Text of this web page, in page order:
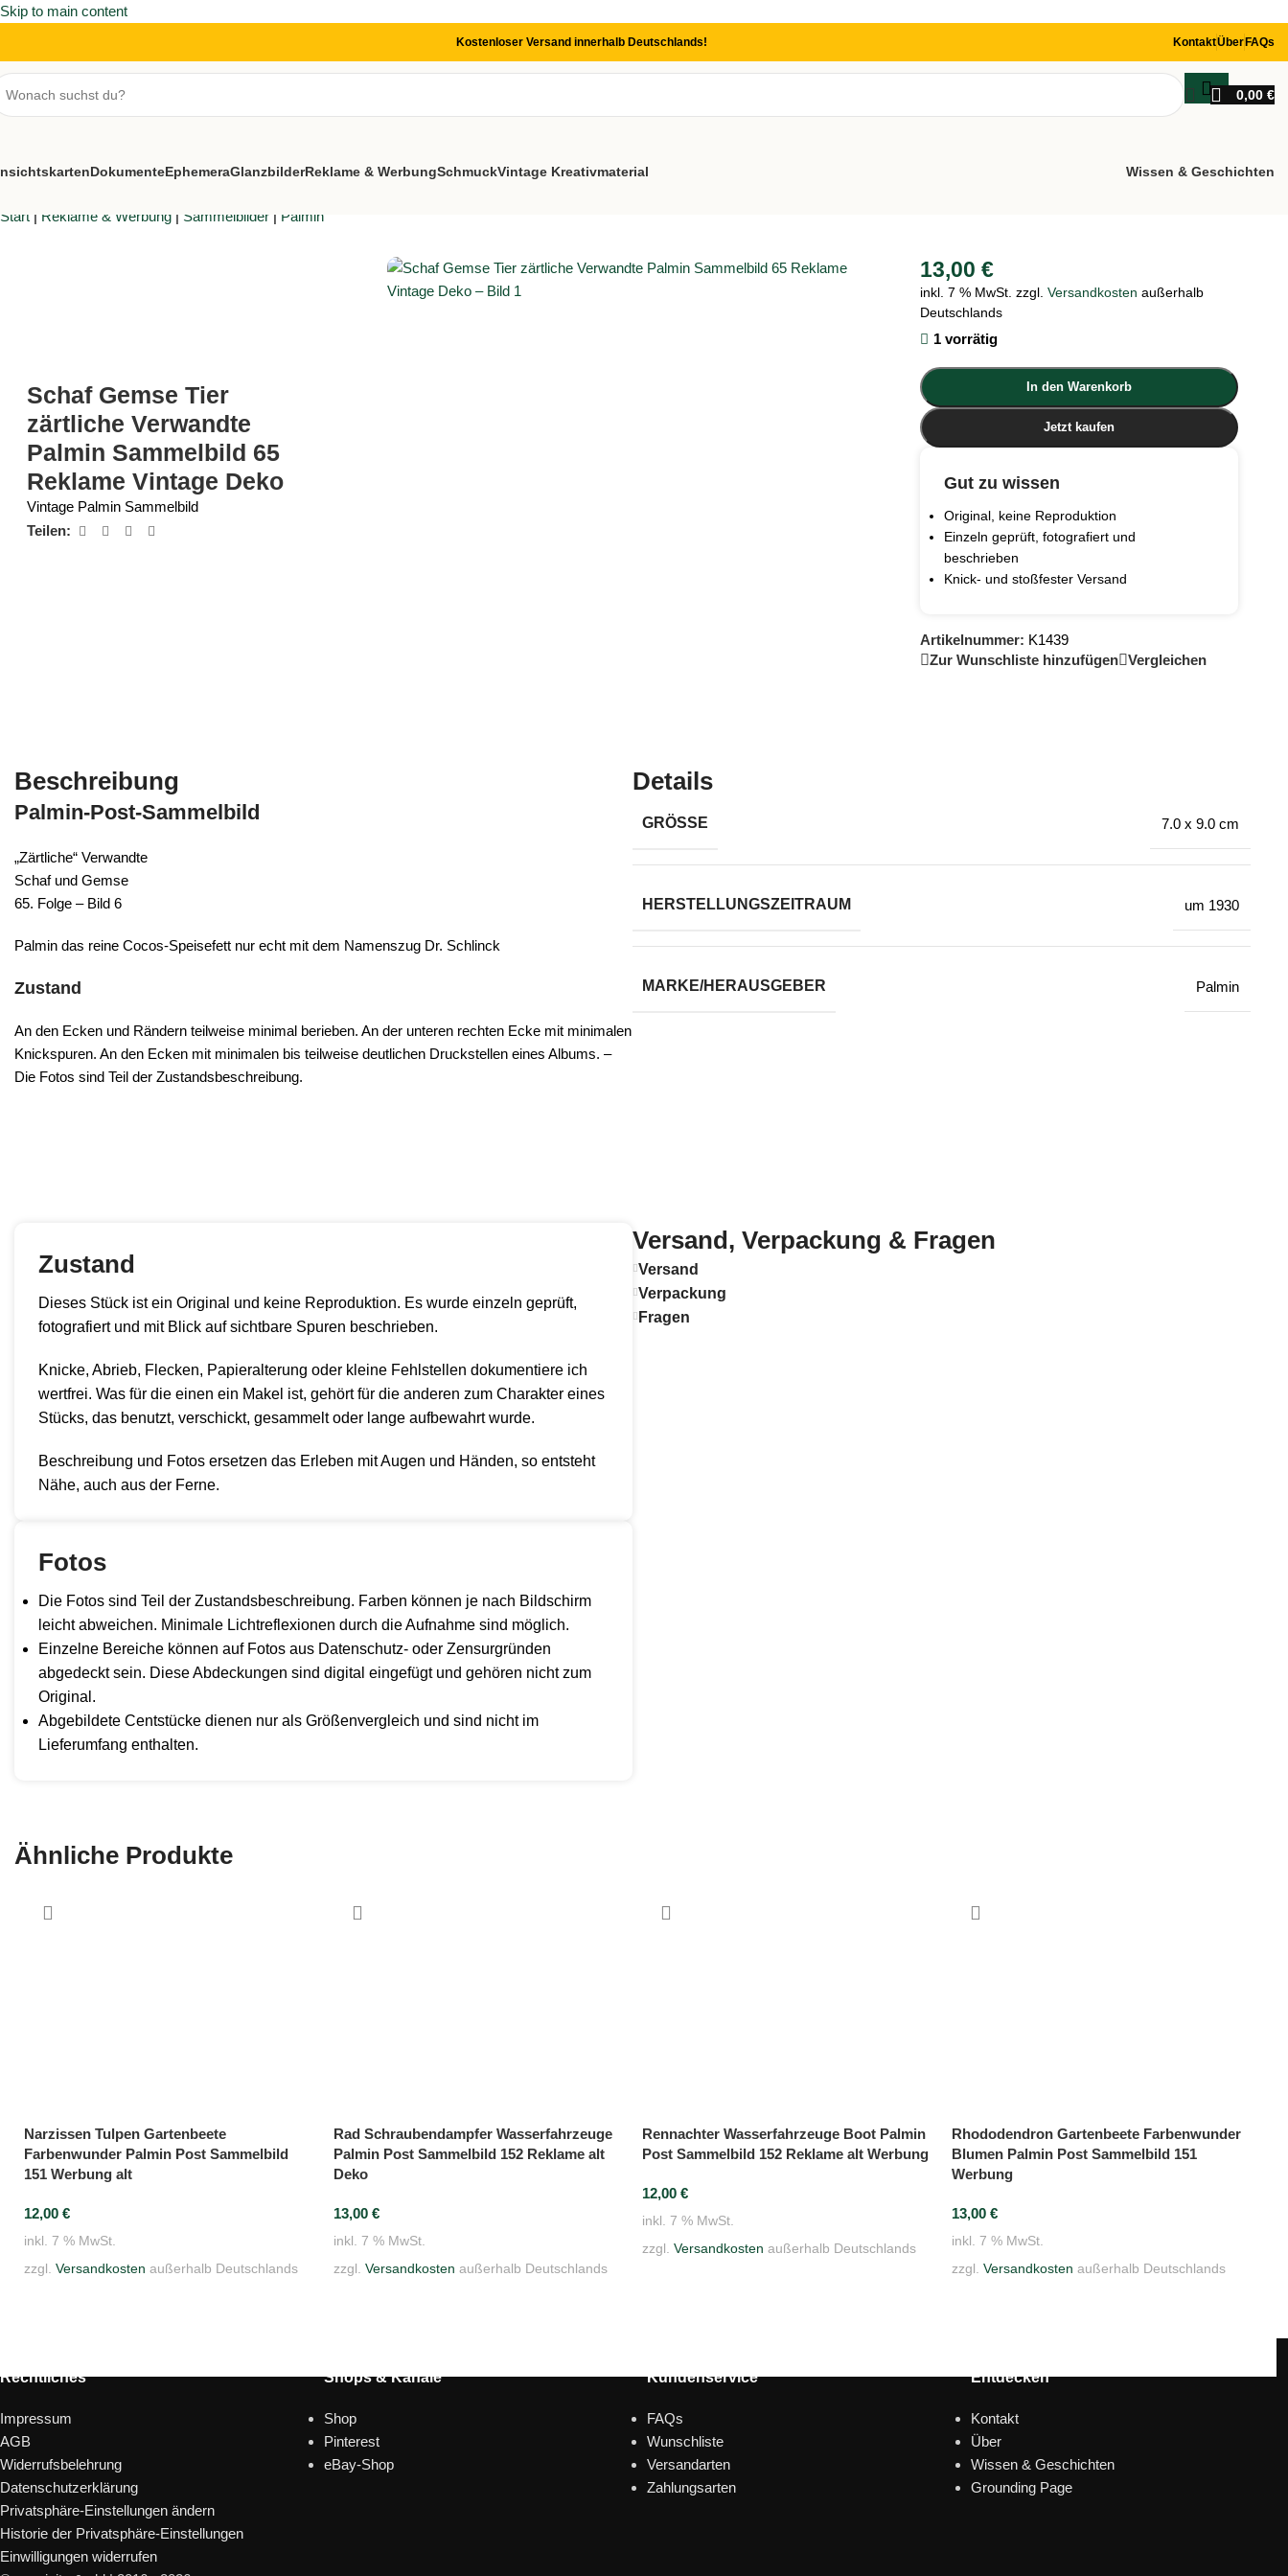
Skip to main content
Kostenloser Versand innerhalb Deutschlands! KontaktÜber FAQs
0,00 €
DokumenteEphemeraGlanzbilderReklame & WerbungSchmuckVintage Kreativmaterial Wissen & Geschichten
Start | Reklame & Werbung | Sammelbilder | Palmin
Schaf Gemse Tier
zärtliche Verwandte
Palmin Sammelbild 65
Reklame Vintage Deko
Vintage Palmin Sammelbild
Teilen:
13,00€
inkl. 7 % MwSt. zzgl.Versandkosten außerhalb
Deutschlands
1 vorrätig
In den Warenkorb
Jetzt kaufen
Gut zu wissen
Original, keine Reproduktion
Einzeln geprüft, fotografiert und
beschrieben
Knick- und stoßfester Versand
Artikelnummer: K1439
Zur Wunschliste hinzufügen Vergleichen
Beschreibung
Palmin-Post-Sammelbild
„Zärtliche“ Verwandte
Schaf und Gemse
65. Folge – Bild 6
Palmin das reine Cocos-Speisefett nur echt mit dem Namenszug Dr. Schlinck
Zustand
An den Ecken und Rändern teilweise minimal berieben. An der unteren rechten Ecke mit minimalen
Knickspuren. An den Ecken mit minimalen bis teilweise deutlichen Druckstellen eines Albums. –
Die Fotos sind Teil der Zustandsbeschreibung.
Details
GRÖSSE 7.0 x 9.0 cm
HERSTELLUNGSZEITRAUM um 1930
MARKE/HERAUSGEBER Palmin
Zustand
Dieses Stück ist ein Original und keine Reproduktion. Es wurde einzeln geprüft,
fotografiert und mit Blick auf sichtbare Spuren beschrieben.
Knicke, Abrieb, Flecken, Papieralterung oder kleine Fehlstellen dokumentiere ich
wertfrei. Was für die einen ein Makel ist, gehört für die anderen zum Charakter eines
Stücks, das benutzt, verschickt, gesammelt oder lange aufbewahrt wurde.
Beschreibung und Fotos ersetzen das Erleben mit Augen und Händen, so entsteht
Nähe, auch aus der Ferne.
Fotos
Die Fotos sind Teil der Zustandsbeschreibung. Farben können je nach Bildschirm
leicht abweichen. Minimale Lichtreflexionen durch die Aufnahme sind möglich.
Einzelne Bereiche können auf Fotos aus Datenschutz- oder Zensurgründen
abgedeckt sein. Diese Abdeckungen sind digital eingefügt und gehören nicht zum
Original.
Abgebildete Centstücke dienen nur als Größenvergleich und sind nicht im
Lieferumfang enthalten.
Versand, Verpackung & Fragen
Versand
Verpackung
Fragen
Ähnliche Produkte
Narzissen Tulpen Gartenbeete
Farbenwunder Palmin Post Sammelbild
151 Werbung alt
12,00 €
inkl. 7 % MwSt.
zzgl. Versandkosten außerhalb Deutschlands
Rad Schraubendampfer Wasserfahrzeuge
Palmin Post Sammelbild 152 Reklame alt
Deko
13,00 €
inkl. 7 % MwSt.
zzgl. Versandkosten außerhalb Deutschlands
Rennachter Wasserfahrzeuge Boot Palmin
Post Sammelbild 152 Reklame alt Werbung
12,00 €
inkl. 7 % MwSt.
zzgl. Versandkosten außerhalb Deutschlands
Rhododendron Gartenbeete Farbenwunder
Blumen Palmin Post Sammelbild 151
Werbung
13,00 €
inkl. 7 % MwSt.
zzgl. Versandkosten außerhalb Deutschlands
Rechtliches
Impressum
AGB
Widerrufsbelehrung
Datenschutzerklärung
Privatsphäre-Einstellungen ändern
Historie der Privatsphäre-Einstellungen
Einwilligungen widerrufen
Shops & Kanäle
Shop
Pinterest
eBay-Shop
Kundenservice
FAQs
Wunschliste
Versandarten
Zahlungsarten
Entdecken
Kontakt
Über
Wissen & Geschichten
Grounding Page